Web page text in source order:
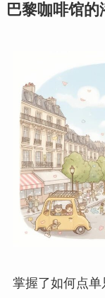
巴黎咖啡馆
掌握了如何点